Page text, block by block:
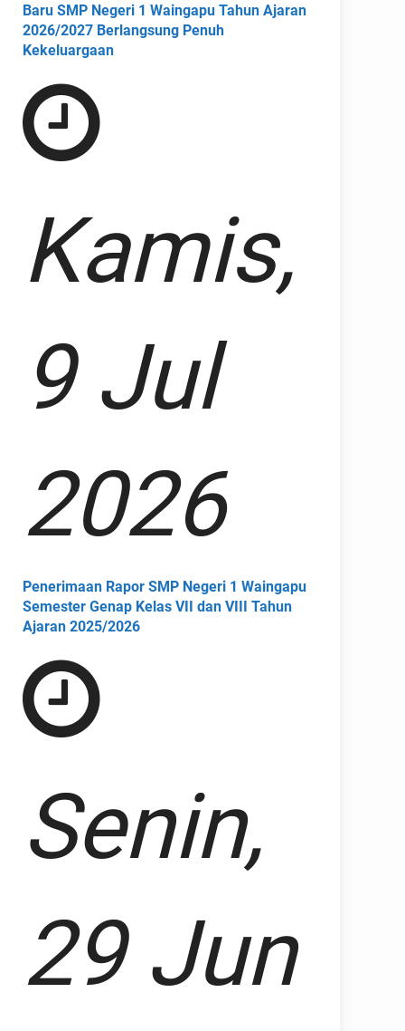
Baru SMP Negeri 1 Waingapu Tahun Ajaran
2026/2027 Berlangsung Penuh
Kekeluargaan
Kamis,
9 Jul
2026
Penerimaan Rapor SMP Negeri 1 Waingapu
Semester Genap Kelas VII dan VIII Tahun
Ajaran 2025/2026
Senin,
29 Jun